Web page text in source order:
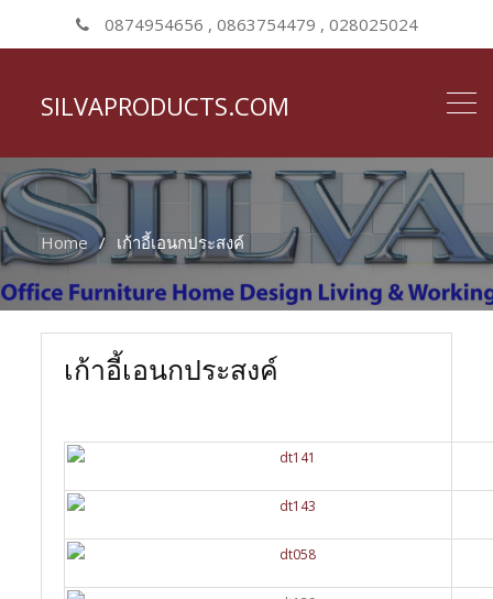
0874954656 , 0863754479 , 028025024
SILVAPRODUCTS.COM
Home เก้าอี้เอนกประสงค์
เก้าอี้เอนกประสงค์